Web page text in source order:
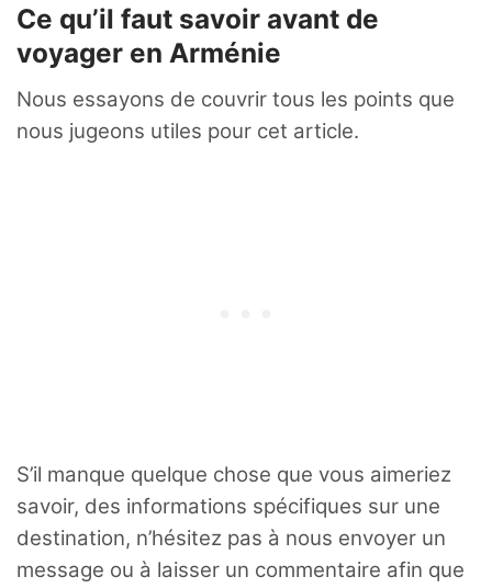
Ce qu’il faut savoir avant de
voyager en Arménie
Nous essayons de couvrir tous les points que
nous jugeons utiles pour cet article.
S’il manque quelque chose que vous aimeriez
savoir, des informations spécifiques sur une
destination, n’hésitez pas à nous envoyer un
message ou à laisser un commentaire afin que